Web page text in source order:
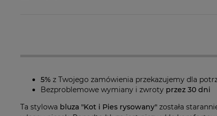
5% z Twojego zamówienia przekazujemy dla
Bezproblemowe wymiany i zwroty przez 30 dni
Ta stylowa bluza "Kot i Pies rysowany" została